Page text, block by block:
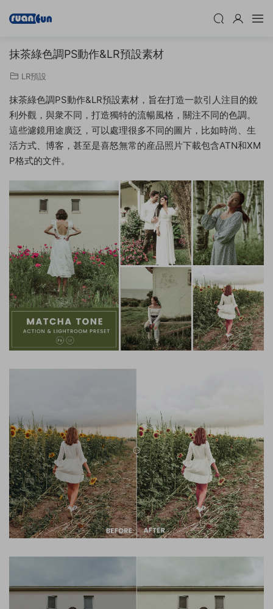
抹茶綠色調PS動作&LR預設素材
LR預設
抹茶綠色調PS動作&LR預設素材，旨在打造一款引人注目的銳
利外觀，與衆不同，打造獨特的流暢風格，關注不同的色調。
這些濾鏡用途廣泛，可以處理很多不同的圖片，比如時尚、生
活方式、博客，甚至是喜怒無常的産品照片下載包含ATN和XM
P格式的文件。